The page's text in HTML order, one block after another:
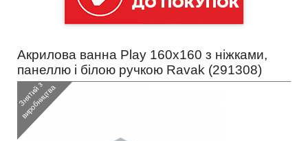
Акрилова ванна Play 160x160 з ніжками,
панеллю і білою ручкою Ravak (291308)
З
н
я
т
и
й
з
в
и
р
о
б
н
и
ц
т
в
а